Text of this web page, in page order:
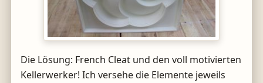
Die Lösung: French Cleat und den voll motivierten
Kellerwerker! Ich versehe die Elemente jeweils